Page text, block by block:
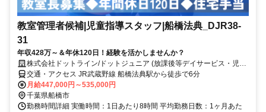
教室管理者候補|児童指導スタッフ|船橋法典_DJR38-
31
年収428万～＆年休120日！経験を活かしませんか？
株式会社ドットライン/ドットジュニア (放課後等デイサービス・児童
発達支援)船橋法典教室
交通・アクセス JR武蔵野線 船橋法典駅から徒歩で6分
月給447,000円～535,000円
千葉県船橋市
勤務時間詳細 実働時間：1日あたり8時間 平均勤務日数：1ヶ月あた